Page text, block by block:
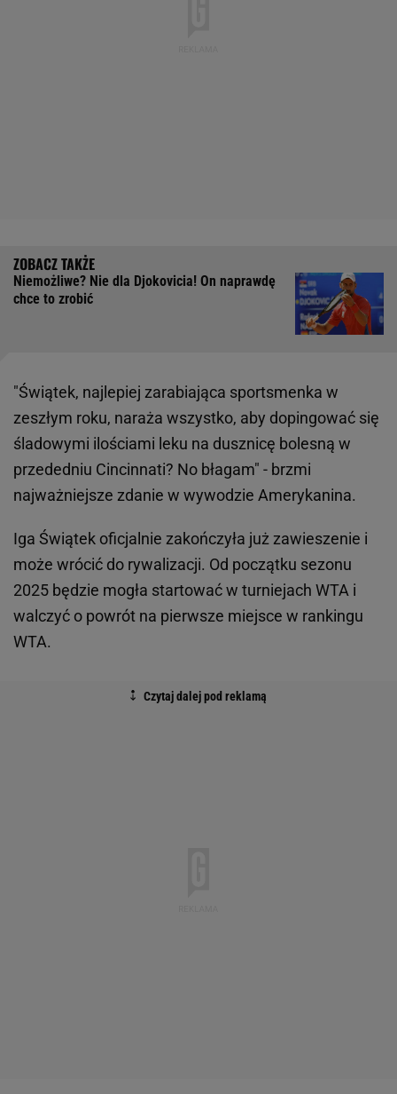
Niemożliwe? Nie dla Djokovicia! On naprawdę
chce to zrobić
"Świątek, najlepiej zarabiająca sportsmenka w
zeszłym roku, naraża wszystko, aby dopingować się
śladowymi ilościami leku na dusznicę bolesną w
przededniu Cincinnati? No błagam" - brzmi
najważniejsze zdanie w wywodzie Amerykanina.
Iga Świątek oficjalnie zakończyła już zawieszenie i
może wrócić do rywalizacji. Od początku sezonu
2025 będzie mogła startować w turniejach WTA i
walczyć o powrót na pierwsze miejsce w rankingu
WTA.